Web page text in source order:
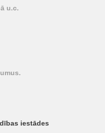
u.c.
iestādes